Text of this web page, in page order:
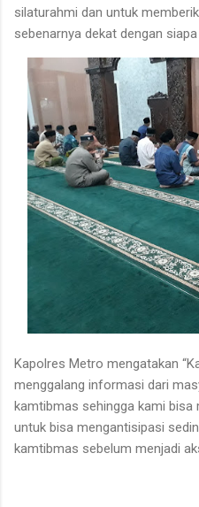
silaturahmi dan untuk
sebenarnya dekat dengan
Kapolres Metro mengatakan
menggalang informasi dari
kamtibmas sehingga kami bisa
untuk bisa mengantisipasi
kamtibmas sebelum menjadi